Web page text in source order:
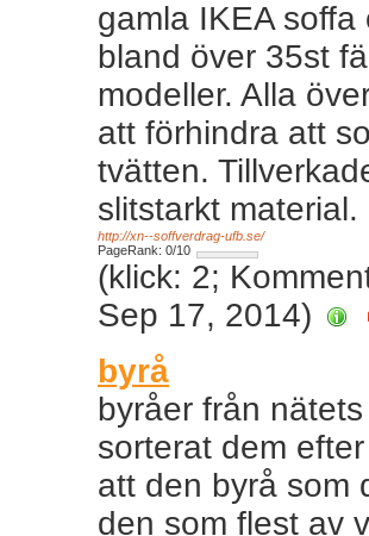
gamla IKEA
bland över 35st
modeller. Alla
att förhindra att
tvätten.
slitstarkt material.
http://xn--soffverdrag-ufb.se/
PageRank: 0/10
(klick: 2;
Sep 17, 2014)
byrå
byråer från
sorterat dem
att den byrå som
den som flest av